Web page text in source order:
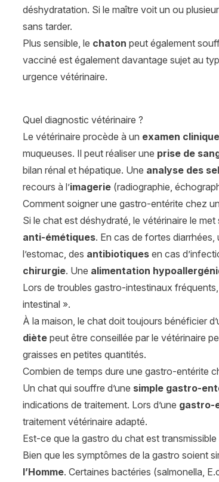
déshydratation. Si le maître voit un ou
sans tarder.
Plus sensible, le chaton peut également
vacciné est également davantage sujet au
urgence vétérinaire.
Quel diagnostic vétérinaire ?
Le vétérinaire procède à un examen clinique
muqueuses. Il peut réaliser une prise de
bilan rénal et hépatique. Une analyse des
recours à l’imagerie (radiographie,
Comment soigner une gastro-entérite chez
Si le chat est déshydraté, le vétérinaire le
anti-émétiques. En cas de fortes diarrhées,
l’estomac, des antibiotiques en cas
chirurgie. Une alimentation
Lors de troubles gastro-intestinaux
intestinal ».
À la maison, le chat doit toujours bénéficier
diète peut être conseillée par le vétérinaire
graisses en petites quantités.
Combien de temps dure une gastro-entérite
Un chat qui souffre d’une simple gastro-
indications de traitement. Lors d’une gastro-
traitement vétérinaire adapté.
Est-ce que la gastro du chat est transmissible
Bien que les symptômes de la gastro soient
l’Homme. Certaines bactéries (salmonella,